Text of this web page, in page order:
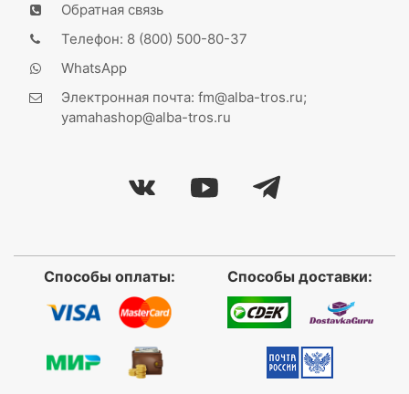
Обратная связь
Телефон: 8 (800) 500-80-37
WhatsApp
Электронная почта: fm@alba-tros.ru;
yamahashop@alba-tros.ru
Способы оплаты: Способы доставки: